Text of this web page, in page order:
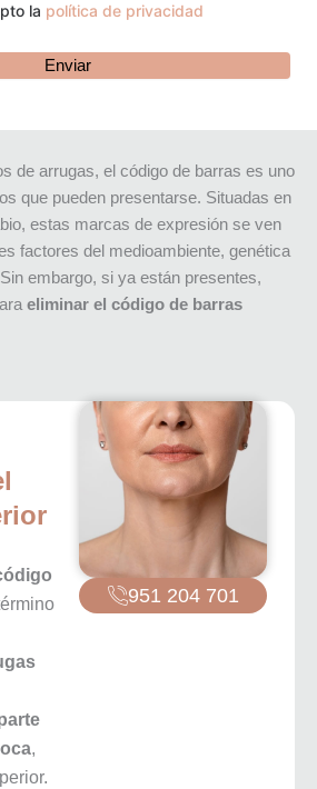
la política de privacidad
de arrugas, el código de barras es uno
que pueden presentarse. Situadas en
estas marcas de expresión se ven
factores del medioambiente, genética
embargo, si ya están presentes,
eliminar el código de barras
,
951 204 701